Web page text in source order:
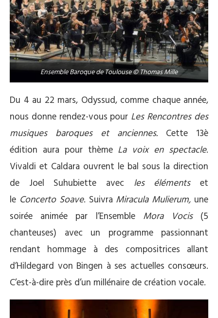
Ensemble Baroque de Toulouse © Thomas Mille
Du 4 au 22 mars, Odyssud, comme chaque année,
nous donne rendez-vous pour Les Rencontres des
musiques baroques et anciennes. Cette 13è
édition aura pour thème La voix en spectacle.
Vivaldi et Caldara ouvrent le bal sous la direction
de Joel Suhubiette avec les élémentset
le Concerto Soave. Suivra Miracula Mulierum, une
soirée animée par l’Ensemble Mora Vocis(5
chanteuses) avec un programme passionnant
rendant hommage à des compositrices allant
d’Hildegard von Bingen à ses actuelles consœurs.
C’est-à-dire près d’un millénaire de création vocale.